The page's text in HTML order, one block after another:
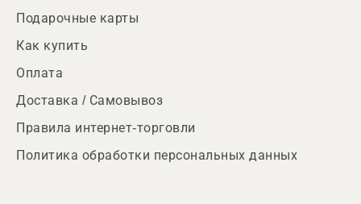
Подарочные карты
Как купить
Оплата
Доставка / Самовывоз
Правила интернет-торговли
Политика обработки персональных данных